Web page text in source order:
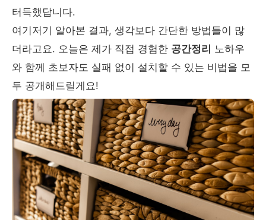
터득했답니다.
여기저기 알아본 결과, 생각보다 간단한 방법들이 많
더라고요. 오늘은 제가 직접 경험한 공간정리 노하우
와 함께 초보자도 실패 없이 설치할 수 있는 비법을 모
두 공개해드릴게요!